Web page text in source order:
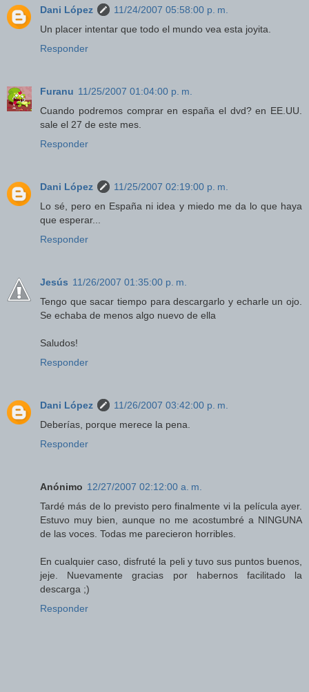
Dani López
11/24/2007 05:58:00 p. m.
Un placer intentar que todo el mundo vea esta joyita.
Responder
Furanu 11/25/2007 01:04:00 p. m.
Cuando podremos comprar en españa el dvd? en EE.UU.
sale el 27 de este mes.
Responder
Dani López
11/25/2007 02:19:00 p. m.
Lo sé, pero en España ni idea y miedo me da lo que haya
que esperar...
Responder
Jesús 11/26/2007 01:35:00 p. m.
Tengo que sacar tiempo para descargarlo y echarle un ojo.
Se echaba de menos algo nuevo de ella
Saludos!
Responder
Dani López
11/26/2007 03:42:00 p. m.
Deberías, porque merece la pena.
Responder
Anónimo 12/27/2007 02:12:00 a. m.
Tardé más de lo previsto pero finalmente vi la película ayer.
Estuvo muy bien, aunque no me acostumbré a NINGUNA
de las voces. Todas me parecieron horribles.
En cualquier caso, disfruté la peli y tuvo sus puntos buenos,
jeje. Nuevamente gracias por habernos facilitado la
descarga ;)
Responder